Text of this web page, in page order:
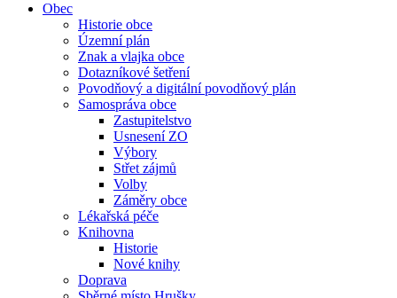
Obec
Historie obce
Územní plán
Znak a vlajka obce
Dotazníkové šetření
Povodňový a digitální povodňový plán
Samospráva obce
Zastupitelstvo
Usnesení ZO
Výbory
Střet zájmů
Volby
Záměry obce
Lékařská péče
Knihovna
Historie
Nové knihy
Doprava